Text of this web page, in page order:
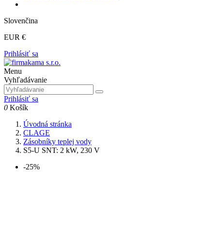
Slovenčina
EUR €
Prihlásiť sa
Menu
Vyhľadávanie
Prihlásiť sa
0 Košík
Úvodná stránka
CLAGE
Zásobníky teplej vody
S5-U SNT: 2 kW, 230 V
-25%